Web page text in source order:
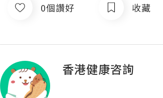
0個讚好 收藏
香港健康咨詢